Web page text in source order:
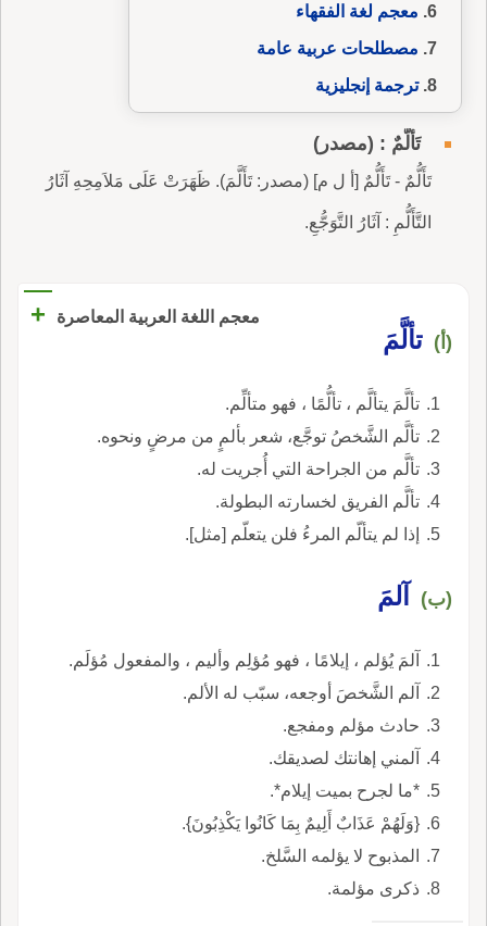
معجم لغة الفقهاء
مصطلحات عربية عامة
ترجمة إنجليزية
تَأَلُّمٌ : (مصدر)
تَأَلُّمٌ - تَأَلُّمٌ [أ ل م] (مصدر: تَأَلَّمَ). ظَهَرَتْ عَلَى مَلاَمِحِهِ آثَارُ
التَّأَلُّمِ : آثَارُ التَّوَجُّعِ.
معجم اللغة العربية المعاصرة +
(أ) تألَّمَ
تألَّمَ يتألَّم ، تألُّمًا ، فهو متألِّم.
تألَّم الشَّخصُ توجَّع، شعر بألمٍ من مرضٍ ونحوه.
تألَّم من الجراحة التي أُجريت له.
تألَّم الفريق لخسارته البطولة.
إذا لم يتألّم المرءُ فلن يتعلّم [مثل].
(ب) آلمَ
آلمَ يُؤلم ، إيلامًا ، فهو مُؤلِم وأليم ، والمفعول مُؤلَم.
آلم الشَّخصَ أوجعه، سبّب له الألم.
حادث مؤلم ومفجع.
آلمني إهانتك لصديقك.
*ما لجرح بميت إيلام*.
{وَلَهُمْ عَذَابٌ أَلِيمٌ بِمَا كَانُوا يَكْذِبُونَ}.
المذبوح لا يؤلمه السَّلخ.
ذكرى مؤلمة.